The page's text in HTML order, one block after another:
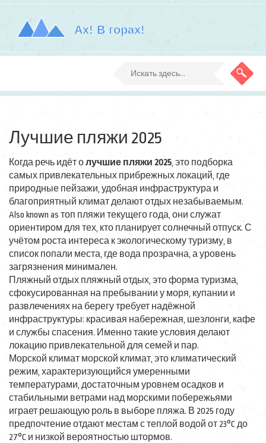
Лучшие пляжи 2025
Когда речь идёт олучшие пляжи 2025, это подборка
самых привлекательных прибрежных локаций, где
природные пейзажи, удобная инфраструктура и
благоприятный климат делают отдых незабываемым.
Also known as топ пляжи текущего года, они служат
ориентиром для тех, кто планирует солнечный отпуск. С
учётом роста интереса к экологическому туризму, в
список попали места, где вода прозрачна, а уровень
загрязнения минимален.
Пляжный отдых пляжный отдых, это форма туризма,
сфокусированная на пребывании у моря, купании и
развлечениях на берегутребует надёжной
инфраструктуры: красивая набережная, шезлонги, кафе
и службы спасения. Именно такие условия делают
локацию привлекательной для семей и пар.
Морской климат морской климат, это климатический
режим, характеризующийся умеренными
температурами, достаточным уровнем осадков и
стабильными ветрами над морскими побережьями
играет решающую роль в выборе пляжа. В 2025 году
предпочтение отдают местам с теплой водой от 23°C до
27°C и низкой вероятностью штормов.